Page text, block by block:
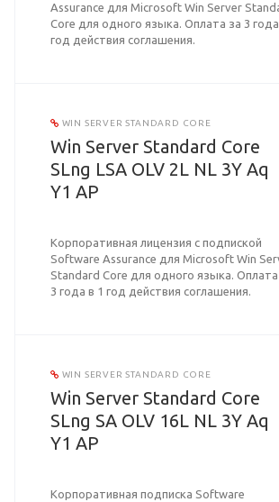
Assurance для Microsoft Win Server
Core для одного языка. Оплата за 3 года
год действия соглашения.
WIN SERVER STANDARD CORE
Win Server Standard Core
SLng LSA OLV 2L NL 3Y Aq
Y1 AP
Корпоративная лицензия с подпиской
Software Assurance для Microsoft Win
Standard Core для одного языка. Оплата
3 года в 1 год действия соглашения.
WIN SERVER STANDARD CORE
Win Server Standard Core
SLng SA OLV 16L NL 3Y Aq
Y1 AP
Корпоративная подписка Software